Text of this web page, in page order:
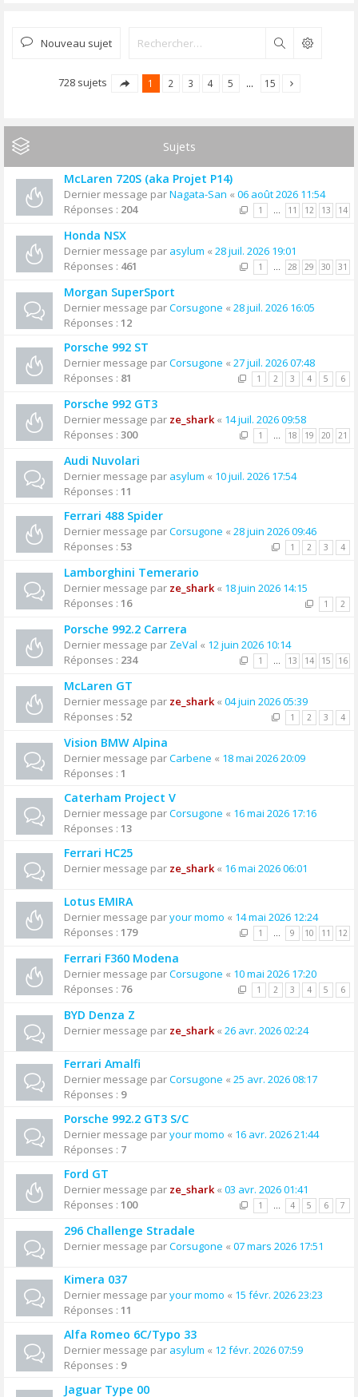
Nouveau sujet Rechercher
728 sujets 1 2 3 4 5 … 15
Sujets
McLaren 720S (aka Projet P14)
Dernier message parNagata-San « 06 août 2026 11:54
Réponses : 204 1 … 11 12 13 14
Honda NSX
Dernier message par asylum « 28 juil. 2026 19:01
Réponses : 461 1 … 28 29 30 31
Morgan SuperSport
Dernier message parCorsugone « 28 juil. 2026 16:05
Réponses : 12
Porsche 992 ST
Dernier message parCorsugone « 27 juil. 2026 07:48
Réponses : 81 1 2 3 4 5 6
Porsche 992 GT3
Dernier message par ze_shark« 14 juil. 2026 09:58
Réponses : 300 1 … 18 19 20 21
Audi Nuvolari
Dernier message par asylum « 10 juil. 2026 17:54
Réponses : 11
Ferrari 488 Spider
Dernier message parCorsugone « 28 juin 2026 09:46
Réponses : 53 1 2 3 4
Lamborghini Temerario
Dernier message par ze_shark« 18 juin 2026 14:15
Réponses : 16 1 2
Porsche 992.2 Carrera
Dernier message par ZeVal « 12 juin 2026 10:14
Réponses : 234 1 … 13 14 15 16
McLaren GT
Dernier message par ze_shark« 04 juin 2026 05:39
Réponses : 52 1 2 3 4
Vision BMW Alpina
Dernier message parCarbene « 18 mai 2026 20:09
Réponses : 1
Caterham Project V
Dernier message parCorsugone « 16 mai 2026 17:16
Réponses : 13
Ferrari HC25
Dernier message par ze_shark« 16 mai 2026 06:01
Lotus EMIRA
Dernier message paryour momo « 14 mai 2026 12:24
Réponses : 179 1 … 9 10 11 12
Ferrari F360 Modena
Dernier message parCorsugone « 10 mai 2026 17:20
Réponses : 76 1 2 3 4 5 6
BYD Denza Z
Dernier message par ze_shark« 26 avr. 2026 02:24
Ferrari Amalfi
Dernier message parCorsugone « 25 avr. 2026 08:17
Réponses : 9
Porsche 992.2 GT3 S/C
Dernier message paryour momo « 16 avr. 2026 21:44
Réponses : 7
Ford GT
Dernier message par ze_shark« 03 avr. 2026 01:41
Réponses : 100 1 … 4 5 6 7
296 Challenge Stradale
Dernier message parCorsugone « 07 mars 2026 17:51
Kimera 037
Dernier message paryour momo « 15 févr. 2026 23:23
Réponses : 11
Alfa Romeo 6C/Typo 33
Dernier message par asylum « 12 févr. 2026 07:59
Réponses : 9
Jaguar Type 00